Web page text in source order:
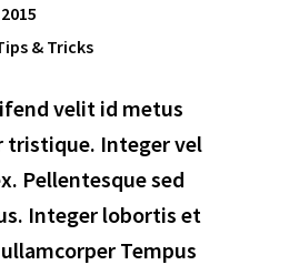
& Tricks
velit id metus
tristique. Integer vel
Pellentesque sed
Integer lobortis et
Tempus